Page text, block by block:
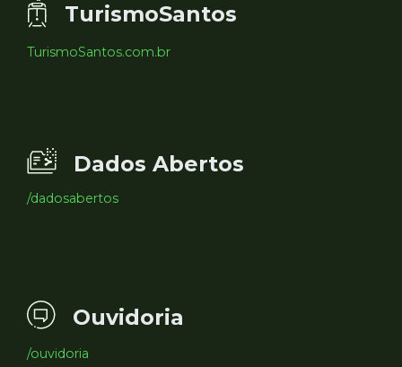
TurismoSantos
TurismoSantos.com.br
Dados Abertos
/dadosabertos
Ouvidoria
/ouvidoria